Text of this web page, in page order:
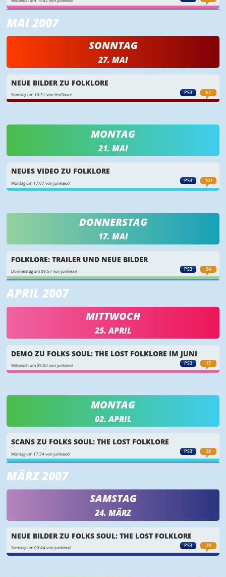
MAI 2007
SONNTAG
27. MAI
PS3 67
NEUE BILDER ZU FOLKLORE
Sonntag um 10:31 von HotSauce
MONTAG
21. MAI
PS3 107
NEUES VIDEO ZU FOLKLORE
Montag um 17:07 von junkiexxl
DONNERSTAG
17. MAI
PS3 24
FOLKLORE: TRAILER UND NEUE BILDER
Donnerstag um 09:57 von junkiexxl
APRIL 2007
MITTWOCH
25. APRIL
PS3 17
DEMO ZU FOLKS SOUL: THE LOST FOLKLORE IM JUNI
Mittwoch um 09:04 von junkiexxl
MONTAG
02. APRIL
PS3 28
SCANS ZU FOLKS SOUL: THE LOST FOLKLORE
Montag um 17:34 von junkiexxl
MÄRZ 2007
SAMSTAG
24. MÄRZ
PS3 29
NEUE BILDER ZU FOLKS SOUL: THE LOST FOLKLORE
Samstag um 00:44 von junkiexxl